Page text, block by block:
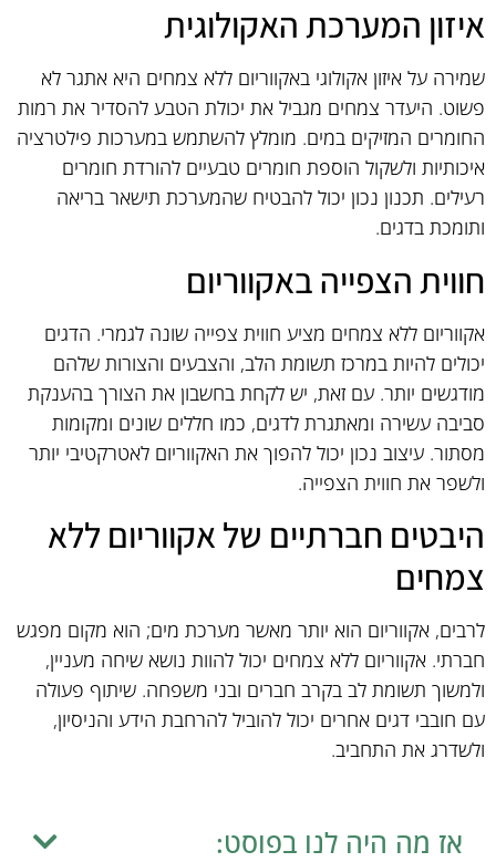
איזון המערכת האקולוגית
שמירה על איזון אקולוגי באקווריום ללא צמחים היא אתגר לא
פשוט. היעדר צמחים מגביל את יכולת הטבע להסדיר את רמות
החומרים המזיקים במים. מומלץ להשתמש במערכות פילטרציה
איכותיות ולשקול הוספת חומרים טבעיים להורדת חומרים
רעילים. תכנון נכון יכול להבטיח שהמערכת תישאר בריאה
ותומכת בדגים.
חווית הצפייה באקווריום
אקווריום ללא צמחים מציע חווית צפייה שונה לגמרי. הדגים
יכולים להיות במרכז תשומת הלב, והצבעים והצורות שלהם
מודגשים יותר. עם זאת, יש לקחת בחשבון את הצורך בהענקת
סביבה עשירה ומאתגרת לדגים, כמו חללים שונים ומקומות
מסתור. עיצוב נכון יכול להפוך את האקווריום לאטרקטיבי יותר
ולשפר את חווית הצפייה.
היבטים חברתיים של אקווריום ללא
צמחים
לרבים, אקווריום הוא יותר מאשר מערכת מים; הוא מקום מפגש
חברתי. אקווריום ללא צמחים יכול להוות נושא שיחה מעניין,
ולמשוך תשומת לב בקרב חברים ובני משפחה. שיתוף פעולה
עם חובבי דגים אחרים יכול להוביל להרחבת הידע והניסיון,
ולשדרג את התחביב.
אז מה היה לנו בפוסט: